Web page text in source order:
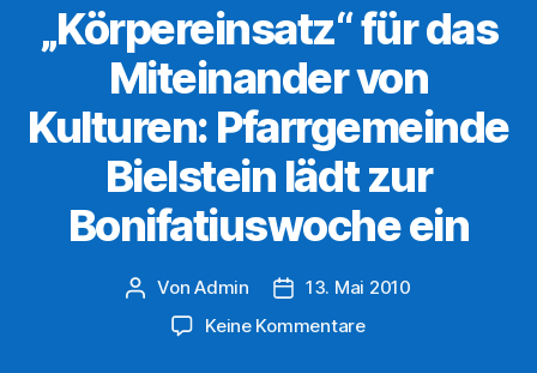
„Körpereinsatz“ für das
Miteinander von
Kulturen: Pfarrgemeinde
Bielstein lädt zur
Bonifatiuswoche ein
Beitragsautor
VonAdmin Veröffentlichungsdatum
13. Mai 2010
Keine Kommentarezu